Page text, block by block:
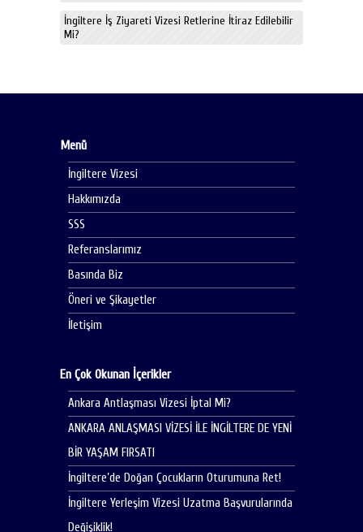
İngiltere İş Ziyareti Vizesi Retlerine İtiraz Edilebilir
Mi?
Menü
İngiltere Vizesi
Hakkımızda
SSS
Referanslarımız
Basında Biz
Öneri ve Şikayetler
İletişim
En Çok Okunan İçerikler
Ankara Antlaşması Vizesi İptal Mi?
ANKARA ANLAŞMASI VİZESİ İLE İNGİLTERE DE YENİ
BİR YAŞAM FIRSATI
İngiltere’de Doğan Çocukların Oturumuna Ret!
İngiltere Yerleşim Vizesi Uzatma Başvurularında
Değişiklik!